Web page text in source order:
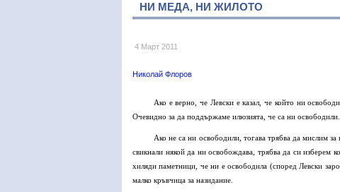
НИ МЕДА, НИ ЖИЛОТО
4 Март 2011
Николай Флоров
Ако е верно, че Левски е казал, че който ни
Очевидно за да поддържаме илюзията, че са ни освободили.
Ако не са ни освободили, тогава трябва да мислим
свикнали някой да ни освобождава, трябва да си изберем
хиляди паметници, че ни е освободила (според Левски
малко кръвчица за назидание.